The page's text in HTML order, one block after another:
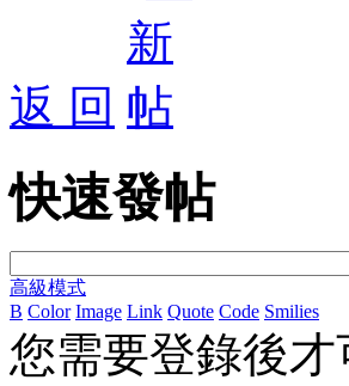
返 回
快速發帖
高級模式
B Color Image Link Quote Code Smilies
您需要登錄後